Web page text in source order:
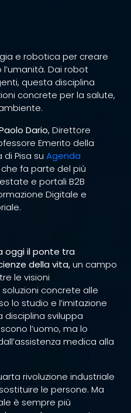
e robotica per creare
Dai robot
questa disciplina
concrete per la salute,
Dario, Direttore
Emerito della
Pisa su Agenda
fa parte del più
e portali B2B
Digitale e
oggi il ponte tra
della vita,un campo
le visioni
concrete alle
lo studio e l’imitazione
disciplina sviluppa
l’uomo, ma lo
medica alla
rivoluzione industriale
le persone. Ma
è sempre più